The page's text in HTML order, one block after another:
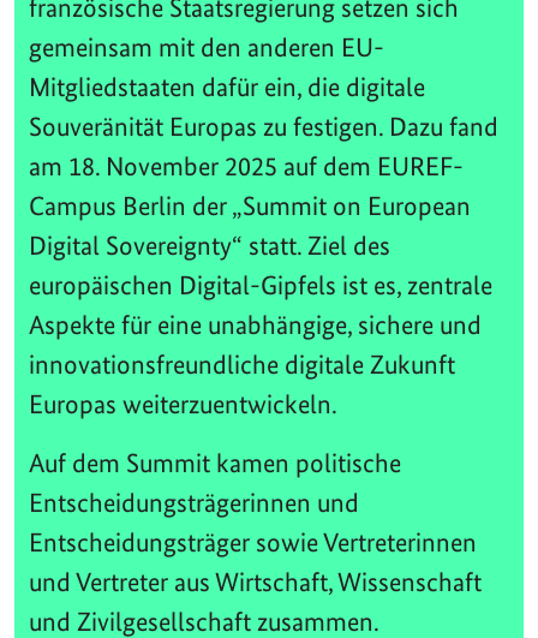
französische Staatsregierung setzen sich
gemeinsam mit den anderen EU-
Mitgliedstaaten dafür ein, die digitale
Souveränität Europas zu festigen. Dazu fand
am 18. November 2025 auf dem EUREF-
Campus Berlin der „Summit on European
Digital Sovereignty“ statt. Ziel des
europäischen Digital-Gipfels ist es, zentrale
Aspekte für eine unabhängige, sichere und
innovationsfreundliche digitale Zukunft
Europas weiterzuentwickeln.
Auf dem Summit kamen politische
Entscheidungsträgerinnen und
Entscheidungsträger sowie Vertreterinnen
und Vertreter aus Wirtschaft, Wissenschaft
und Zivilgesellschaft zusammen.